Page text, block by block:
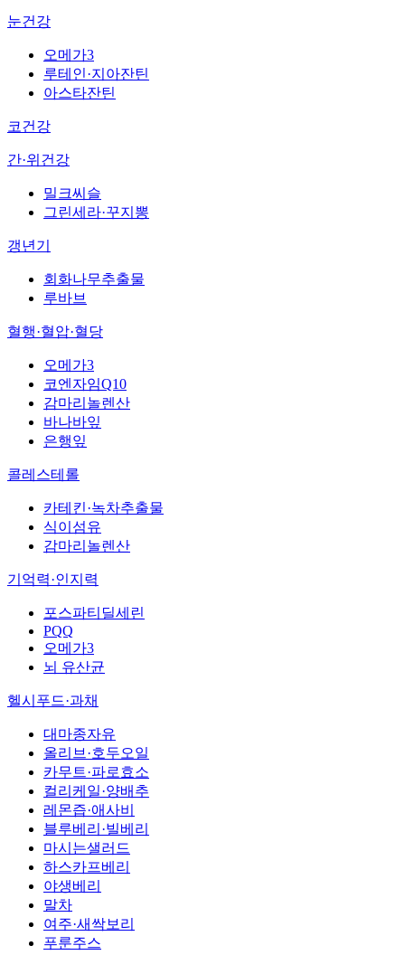
눈건강
오메가3
루테인·지아잔틴
아스타잔틴
코건강
간·위건강
밀크씨슬
그린세라·꾸지뽕
갱년기
회화나무추출물
루바브
혈행·혈압·혈당
오메가3
코엔자임Q10
감마리놀렌산
바나바잎
은행잎
콜레스테롤
카테킨·녹차추출물
식이섬유
감마리놀렌산
기억력·인지력
포스파티딜세린
PQQ
오메가3
뇌 유산균
헬시푸드·과채
대마종자유
올리브·호두오일
카무트·파로효소
컬리케일·양배추
레몬즙·애사비
블루베리·빌베리
마시는샐러드
하스카프베리
야생베리
말차
여주·새싹보리
푸룬주스